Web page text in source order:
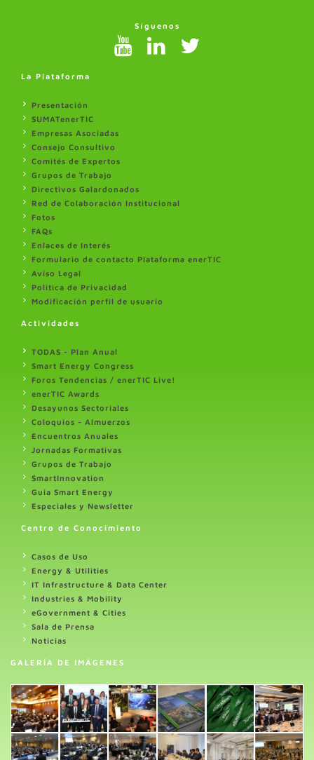
Síguenos
La Plataforma
Presentación
SUMATenerTIC
Empresas Asociadas
Consejo Consultivo
Comités de Expertos
Grupos de Trabajo
Directivos Galardonados
Red de Colaboración Institucional
Fotos
FAQs
Enlaces de Interés
Formulario de contacto Plataforma enerTIC
Aviso Legal
Politica de Privacidad
Modificación perfil de usuario
Actividades
TODAS - Plan Anual
Smart Energy Congress
Foros Tendencias / enerTIC Live!
enerTIC Awards
Desayunos Sectoriales
Coloquios - Almuerzos
Encuentros Anuales
Jornadas Formativas
Grupos de Trabajo
SmartInnovation
Guia Smart Energy
Especiales y Newsletter
Centro de Conocimiento
Casos de Uso
Energy & Utilities
IT Infrastructure & Data Center
Industries & Mobility
eGovernment & Cities
Sala de Prensa
Noticias
GALERÍA DE IMÁGENES